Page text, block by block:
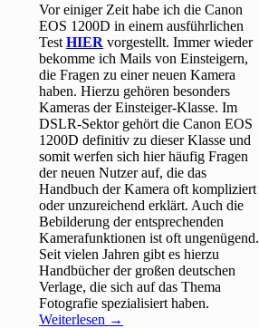
Vor einiger Zeit habe ich die Canon
EOS 1200D in einem ausführlichen
TestHIER vorgestellt. Immer wieder
bekomme ich Mails von Einsteigern,
die Fragen zu einer neuen Kamera
haben. Hierzu gehören besonders
Kameras der Einsteiger-Klasse. Im
DSLR-Sektor gehört die Canon EOS
1200D definitiv zu dieser Klasse und
somit werfen sich hier häufig Fragen
der neuen Nutzer auf, die das
Handbuch der Kamera oft kompliziert
oder unzureichend erklärt. Auch die
Bebilderung der entsprechenden
Kamerafunktionen ist oft ungenügend.
Seit vielen Jahren gibt es hierzu
Handbücher der großen deutschen
Verlage, die sich auf das Thema
Fotografie spezialisiert haben.
Weiterlesen →